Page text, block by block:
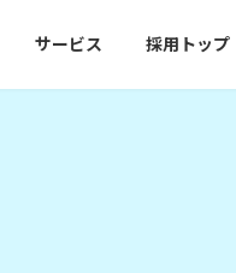
サービス 採用トップ